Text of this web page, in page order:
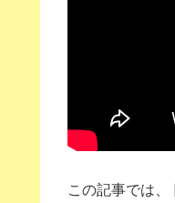
この記事では、